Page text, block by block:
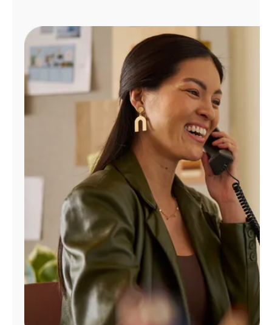
Administrar
cuenta
Encuentra
tienda